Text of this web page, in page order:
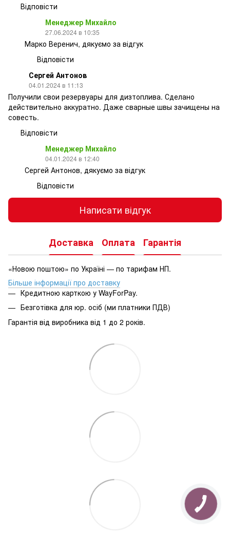
Відповісти
Менеджер Михайло
27.06.2024 в 10:35
Марко Веренич, дякуємо за відгук
Відповісти
Сергей Антонов
04.01.2024 в 11:13
Получили свои резервуары для дизтоплива. Сделано
действительно аккуратно. Даже сварные швы зачищены на
совесть.
Відповісти
Менеджер Михайло
04.01.2024 в 12:40
Сергей Антонов, дякуємо за відгук
Відповісти
Написати відгук
Доставка Оплата Гарантія
«Новою поштою» по Україні — по тарифам НП.
Більше інформації про доставку
Кредитною карткою у WayForPay.
Безготівка для юр. осіб (ми платники ПДВ)
Гарантія від виробника від 1 до 2 років.